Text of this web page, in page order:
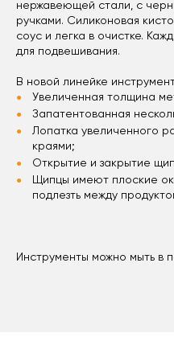
нержавеющей стали, с
ручками. Силиконовая
соус и легка в очистке.
для подвешивания.
В новой линейке
Увеличенная толщина
Запатентованная
Лопатка увеличенного
краями;
Открытие и закрытие
Щипцы имеют плоские
подлезть между
Инструменты можно мыть в